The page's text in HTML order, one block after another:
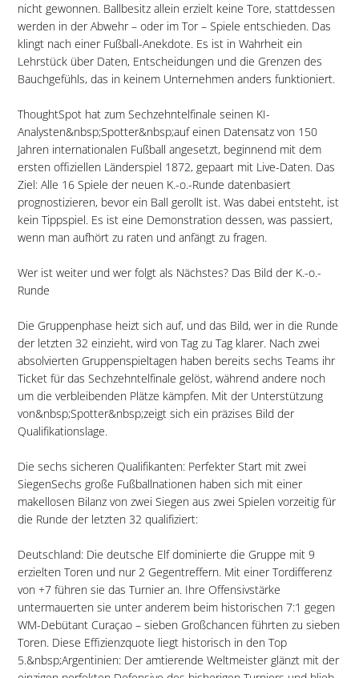
nicht gewonnen. Ballbesitz allein erzielt keine Tore, stattdessen
werden in der Abwehr – oder im Tor – Spiele entschieden. Das
klingt nach einer Fußball-Anekdote. Es ist in Wahrheit ein
Lehrstück über Daten, Entscheidungen und die Grenzen des
Bauchgefühls, das in keinem Unternehmen anders funktioniert.
ThoughtSpot hat zum Sechzehntelfinale seinen KI-
Analysten&nbsp;Spotter&nbsp;auf einen Datensatz von 150
Jahren internationalen Fußball angesetzt, beginnend mit dem
ersten offiziellen Länderspiel 1872, gepaart mit Live-Daten. Das
Ziel: Alle 16 Spiele der neuen K.-o.-Runde datenbasiert
prognostizieren, bevor ein Ball gerollt ist. Was dabei entsteht, ist
kein Tippspiel. Es ist eine Demonstration dessen, was passiert,
wenn man aufhört zu raten und anfängt zu fragen.
Wer ist weiter und wer folgt als Nächstes? Das Bild der K.-o.-
Runde
Die Gruppenphase heizt sich auf, und das Bild, wer in die Runde
der letzten 32 einzieht, wird von Tag zu Tag klarer. Nach zwei
absolvierten Gruppenspieltagen haben bereits sechs Teams ihr
Ticket für das Sechzehntelfinale gelöst, während andere noch
um die verbleibenden Plätze kämpfen. Mit der Unterstützung
von&nbsp;Spotter&nbsp;zeigt sich ein präzises Bild der
Qualifikationslage.
Die sechs sicheren Qualifikanten: Perfekter Start mit zwei
SiegenSechs große Fußballnationen haben sich mit einer
makellosen Bilanz von zwei Siegen aus zwei Spielen vorzeitig für
die Runde der letzten 32 qualifiziert:
Deutschland: Die deutsche Elf dominierte die Gruppe mit 9
erzielten Toren und nur 2 Gegentreffern. Mit einer Tordifferenz
von +7 führen sie das Turnier an. Ihre Offensivstärke
untermauerten sie unter anderem beim historischen 7:1 gegen
WM-Debütant Curaçao – sieben Großchancen führten zu sieben
Toren. Diese Effizienzquote liegt historisch in den Top
5.&nbsp;Argentinien: Der amtierende Weltmeister glänzt mit der